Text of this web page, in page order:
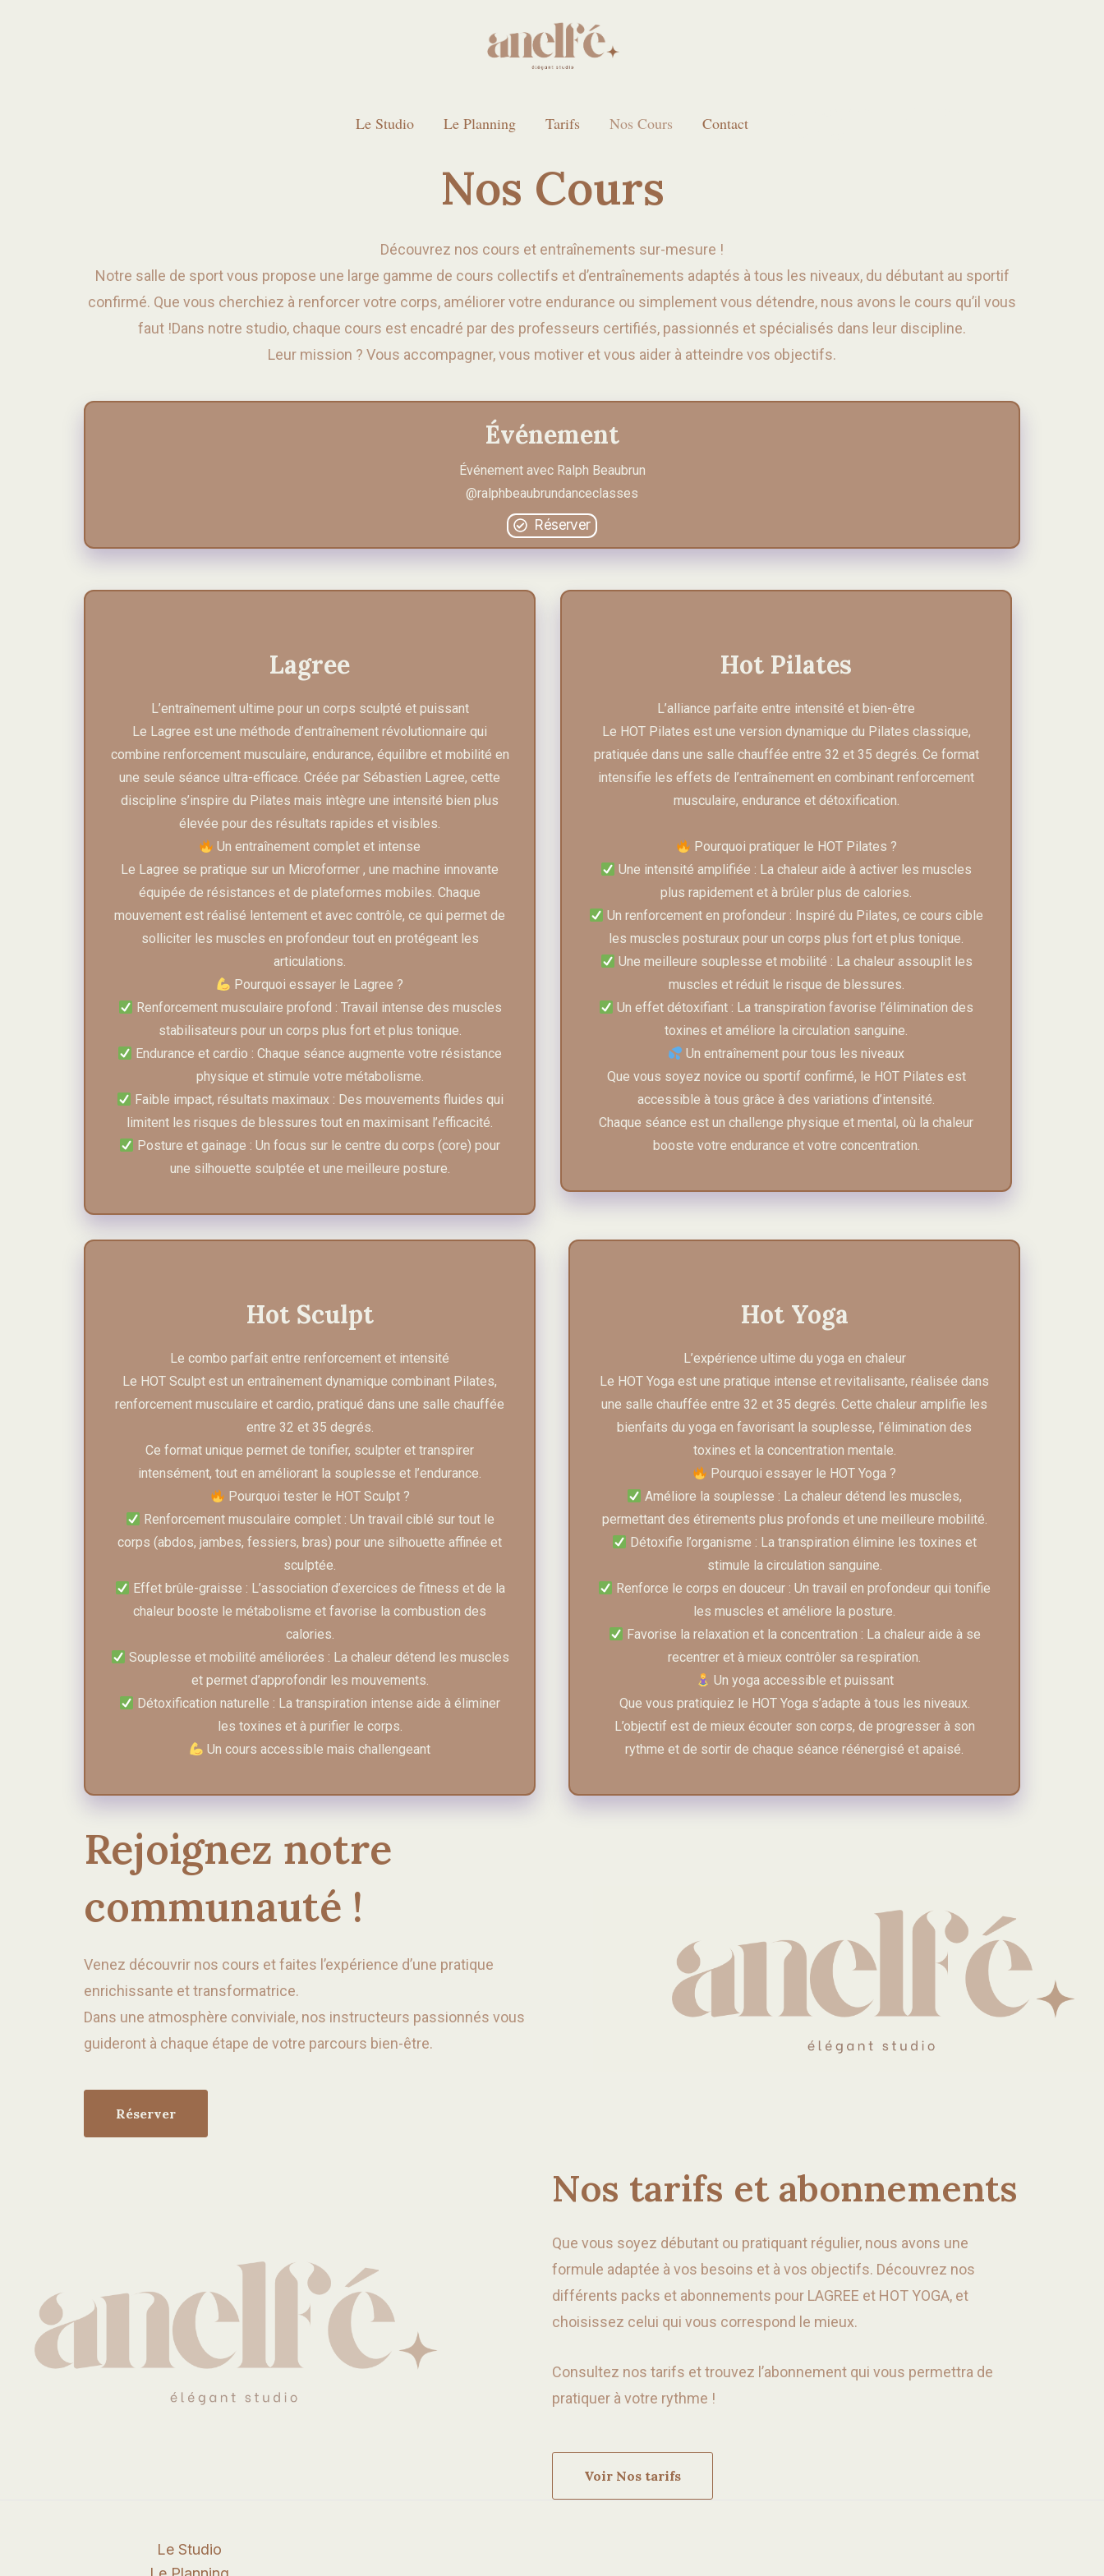
Le Studio Le Planning Tarifs Nos Cours Contact
Nos Cours
Découvrez nos cours et entraînements sur-mesure !
Notre salle de sport vous propose une large gamme de cours collectifs et d’entraînements adaptés à tous les niveaux, du débutant au sportif
confirmé. Que vous cherchiez à renforcer votre corps, améliorer votre endurance ou simplement vous détendre, nous avons le cours qu’il vous
faut !Dans notre studio, chaque cours est encadré par des professeurs certifiés, passionnés et spécialisés dans leur discipline.
Leur mission ? Vous accompagner, vous motiver et vous aider à atteindre vos objectifs.
Événement
Événement avec Ralph Beaubrun
@ralphbeaubrundanceclasses
Réserver
Lagree
L’entraînement ultime pour un corps sculpté et puissant
Le Lagree est une méthode d’entraînement révolutionnaire qui
combine renforcement musculaire, endurance, équilibre et mobilité en
une seule séance ultra-efficace. Créée par Sébastien Lagree, cette
discipline s’inspire du Pilates mais intègre une intensité bien plus
élevée pour des résultats rapides et visibles.
Un entraînement complet et intense
Le Lagree se pratique sur un Microformer , une machine innovante
équipée de résistances et de plateformes mobiles. Chaque
mouvement est réalisé lentement et avec contrôle, ce qui permet de
solliciter les muscles en profondeur tout en protégeant les
articulations.
Pourquoi essayer le Lagree ?
Renforcement musculaire profond : Travail intense des muscles
stabilisateurs pour un corps plus fort et plus tonique.
Endurance et cardio : Chaque séance augmente votre résistance
physique et stimule votre métabolisme.
Faible impact, résultats maximaux : Des mouvements fluides qui
limitent les risques de blessures tout en maximisant l’efficacité.
Posture et gainage : Un focus sur le centre du corps (core) pour
une silhouette sculptée et une meilleure posture.
Hot Pilates
L’alliance parfaite entre intensité et bien-être
Le HOT Pilates est une version dynamique du Pilates classique,
pratiquée dans une salle chauffée entre 32 et 35 degrés. Ce format
intensifie les effets de l’entraînement en combinant renforcement
musculaire, endurance et détoxification.
Pourquoi pratiquer le HOT Pilates ?
Une intensité amplifiée : La chaleur aide à activer les muscles
plus rapidement et à brûler plus de calories.
Un renforcement en profondeur : Inspiré du Pilates, ce cours cible
les muscles posturaux pour un corps plus fort et plus tonique.
Une meilleure souplesse et mobilité : La chaleur assouplit les
muscles et réduit le risque de blessures.
Un effet détoxifiant : La transpiration favorise l’élimination des
toxines et améliore la circulation sanguine.
Un entraînement pour tous les niveaux
Que vous soyez novice ou sportif confirmé, le HOT Pilates est
accessible à tous grâce à des variations d’intensité.
Chaque séance est un challenge physique et mental, où la chaleur
booste votre endurance et votre concentration.
Hot Sculpt
Le combo parfait entre renforcement et intensité
Le HOT Sculpt est un entraînement dynamique combinant Pilates,
renforcement musculaire et cardio, pratiqué dans une salle chauffée
entre 32 et 35 degrés.
Ce format unique permet de tonifier, sculpter et transpirer
intensément, tout en améliorant la souplesse et l’endurance.
Pourquoi tester le HOT Sculpt ?
Renforcement musculaire complet : Un travail ciblé sur tout le
corps (abdos, jambes, fessiers, bras) pour une silhouette affinée et
sculptée.
Effet brûle-graisse : L’association d’exercices de fitness et de la
chaleur booste le métabolisme et favorise la combustion des
calories.
Souplesse et mobilité améliorées : La chaleur détend les muscles
et permet d’approfondir les mouvements.
Détoxification naturelle : La transpiration intense aide à éliminer
les toxines et à purifier le corps.
Un cours accessible mais challengeant
Hot Yoga
L’expérience ultime du yoga en chaleur
Le HOT Yoga est une pratique intense et revitalisante, réalisée dans
une salle chauffée entre 32 et 35 degrés. Cette chaleur amplifie les
bienfaits du yoga en favorisant la souplesse, l’élimination des
toxines et la concentration mentale.
Pourquoi essayer le HOT Yoga ?
Améliore la souplesse : La chaleur détend les muscles,
permettant des étirements plus profonds et une meilleure mobilité.
Détoxifie l’organisme : La transpiration élimine les toxines et
stimule la circulation sanguine.
Renforce le corps en douceur : Un travail en profondeur qui tonifie
les muscles et améliore la posture.
Favorise la relaxation et la concentration : La chaleur aide à se
recentrer et à mieux contrôler sa respiration.
Un yoga accessible et puissant
Que vous pratiquiez le HOT Yoga s’adapte à tous les niveaux.
L’objectif est de mieux écouter son corps, de progresser à son
rythme et de sortir de chaque séance réénergisé et apaisé.
Rejoignez notre
communauté !
Venez découvrir nos cours et faites l’expérience d’une pratique
enrichissante et transformatrice.
Dans une atmosphère conviviale, nos instructeurs passionnés vous
guideront à chaque étape de votre parcours bien-être.
Réserver
Nos tarifs et abonnements
Que vous soyez débutant ou pratiquant régulier, nous avons une
formule adaptée à vos besoins et à vos objectifs. Découvrez nos
différents packs et abonnements pour LAGREE et HOT YOGA, et
choisissez celui qui vous correspond le mieux.
Consultez nos tarifs et trouvez l’abonnement qui vous permettra de
pratiquer à votre rythme !
Voir Nos tarifs
Le Studio